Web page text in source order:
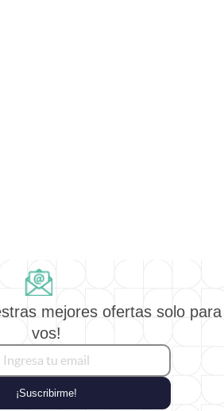
mejores ofertas solo para
vos!
¡Suscribirme!